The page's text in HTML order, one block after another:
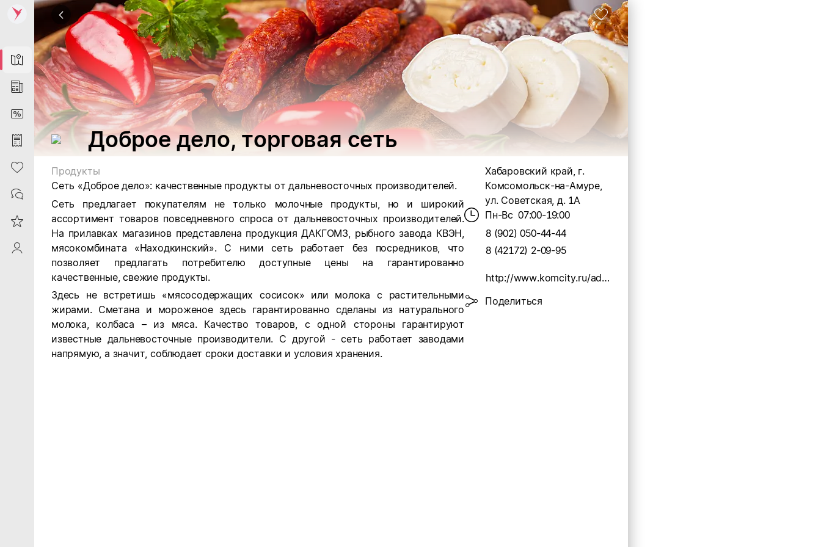
Map
News
DiscountCard
Purchases
Heart
Contacts
Reviews
ProfileSaby
Доброе дело, торговая сеть
Продукты
Сеть «Доброе дело»: качественные продукты от дальневосточных производителей.
Сеть предлагает покупателям не только молочные продукты, но и широкий
ассортимент товаров повседневного спроса от дальневосточных производителей.
На прилавках магазинов представлена продукция ДАКГОМЗ, рыбного завода КВЭН,
мясокомбината «Находкинский». С ними сеть работает без посредников, что
позволяет предлагать потребителю доступные цены на гарантированно
качественные, свежие продукты.
Здесь не встретишь «мясосодержащих сосисок» или молока с растительными
жирами. Сметана и мороженое здесь гарантированно сделаны из натурального
молока, колбаса – из мяса. Качество товаров, с одной стороны гарантируют
известные дальневосточные производители. С другой - сеть работает заводами
напрямую, а значит, соблюдает сроки доставки и условия хранения.
Хабаровский край, г.
Комсомольск-на-Амуре,
ул. Советская, д. 1А
Пн-Вс 07:00-19:00
8 (902) 050-44-44
8 (42172) 2-09-95
http://www.komcity.ru/adver/dobroe/index.htm
Поделиться